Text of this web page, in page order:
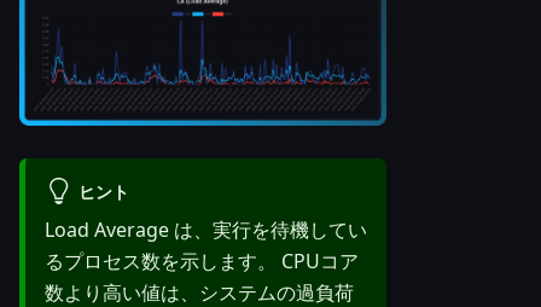
ヒント
Load Average は、実行を待機してい
るプロセス数を示します。 CPUコア
数より高い値は、システムの過負荷